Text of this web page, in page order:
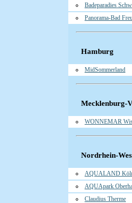
Badeparadies
Panorama-Bad
Hamburg
MidSommerland
Mecklenburg-
WONNEMAR
Nordrhein-
AQUALAND
AQUApark
Claudius Therme